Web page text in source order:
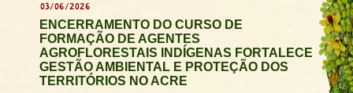
03/06/2026
ENCERRAMENTO DO CURSO DE
FORMAÇÃO DE AGENTES
AGROFLORESTAIS INDÍGENAS FORTALECE
GESTÃO AMBIENTAL E PROTEÇÃO DOS
TERRITÓRIOS NO ACRE